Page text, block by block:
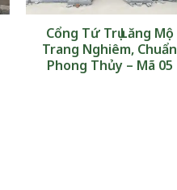
Cổng Tứ Trụ Lăng Mộ
Trang Nghiêm, Chuẩn
Phong Thủy – Mã 05